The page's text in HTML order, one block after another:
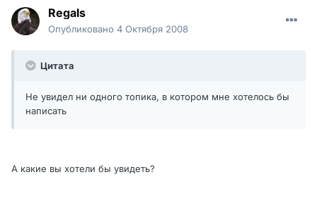
Regals
Опубликовано 4 Октября 2008
Цитата
Не увидел ни одного топика, в котором мне хотелось бы
написать
А какие вы хотели бы увидеть?